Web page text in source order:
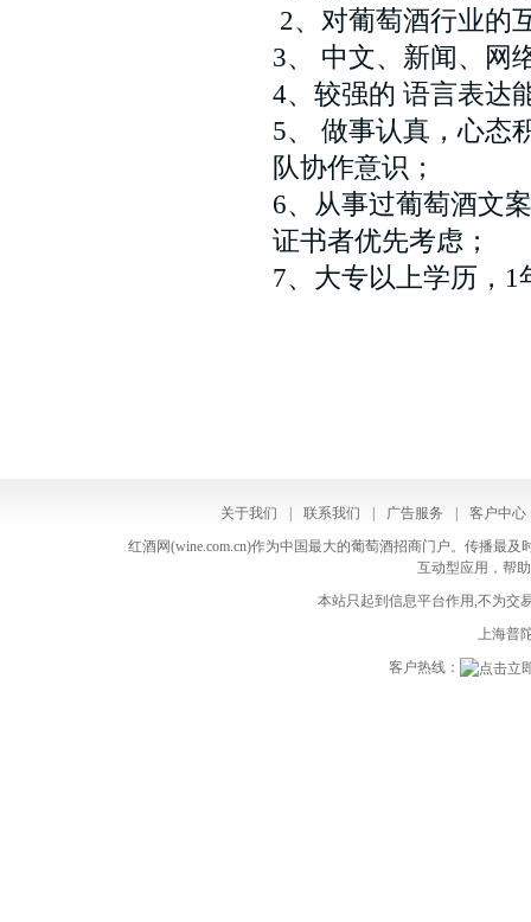
2、对葡萄酒行业的
3、 中文、新闻、网
4、较强的 语言表达
5、 做事认真，心态
队协作意识；
6、从事过葡萄酒文
证书者优先考虑；
7、大专以上学历，1
关于我们 联系我们 广告服务
客户中心
红酒网(wine.com.cn)作为中国最大的葡萄酒招商门户。传播最
互动型应用，帮
本站只起到信息平台作用,不为交
上海普
客户热线：